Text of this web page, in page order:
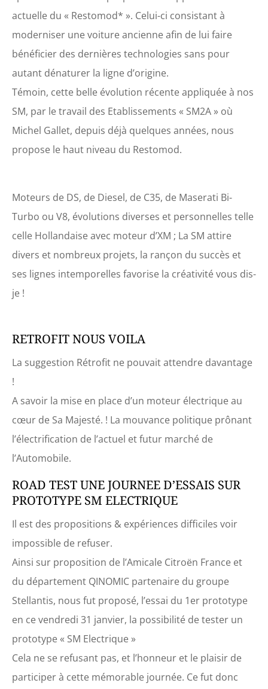
actuelle du « Restomod* ». Celui-ci consistant à
moderniser une voiture ancienne afin de lui faire
bénéficier des dernières technologies sans pour
autant dénaturer la ligne d’origine.
Témoin, cette belle évolution récente appliquée à nos
SM, par le travail des Etablissements « SM2A » où
Michel Gallet, depuis déjà quelques années, nous
propose le haut niveau du Restomod.
Moteurs de DS, de Diesel, de C35, de Maserati Bi-
Turbo ou V8, évolutions diverses et personnelles telle
celle Hollandaise avec moteur d’XM ; La SM attire
divers et nombreux projets, la rançon du succès et
ses lignes intemporelles favorise la créativité vous dis-
je !
RETROFIT NOUS VOILA
La suggestion Rétrofit ne pouvait attendre davantage
!
A savoir la mise en place d’un moteur électrique au
cœur de Sa Majesté. ! La mouvance politique prônant
l’électrification de l’actuel et futur marché de
l’Automobile.
ROAD TEST UNE JOURNEE D’ESSAIS SUR
PROTOTYPE SM ELECTRIQUE
Il est des propositions & expériences difficiles voir
impossible de refuser.
Ainsi sur proposition de l’Amicale Citroën France et
du département QINOMIC partenaire du groupe
Stellantis, nous fut proposé, l’essai du 1er prototype
en ce vendredi 31 janvier, la possibilité de tester un
prototype « SM Electrique »
Cela ne se refusant pas, et l’honneur et le plaisir de
participer à cette mémorable journée. Ce fut donc